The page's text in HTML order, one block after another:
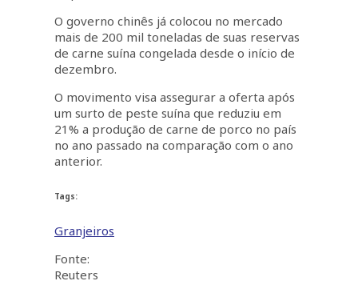
O governo chinês já colocou no mercado
mais de 200 mil toneladas de suas reservas
de carne suína congelada desde o início de
dezembro.
O movimento visa assegurar a oferta após
um surto de peste suína que reduziu em
21% a produção de carne de porco no país
no ano passado na comparação com o ano
anterior.
Tags:
Granjeiros
Fonte:
Reuters